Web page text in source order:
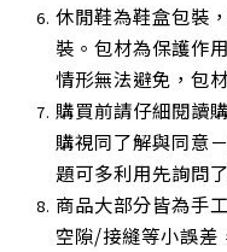
休閒鞋為鞋盒包裝
裝。包材為保護作
情形無法避免，包
購買前請仔細閱讀
購視同了解與同意
題可多利用先詢問
商品大部分皆為手
空隙/接縫等小誤差